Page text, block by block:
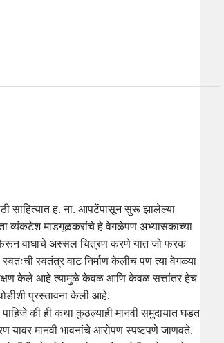
साहित्यात ह. ना. आपटेंपासून सुरू झालेल्या
व्यंकटेश माडगूळकरांचे हे वेगळेपण अभ्यासकाच्या
वाघाचे अस्सल चित्रण करणे यात जो फरक
स्वतंत्र वाट निर्माण केलीच पण त्या वेगळ्या
केले आहे त्यामुळे केवळ आणि केवळ सत्तांतर हेच
प्रस्तावना केली आहे.
की ही कथा कुठल्याही मानवी समुदायात घडत
यावर मानवी भावनांचे आरोपण स्पष्टपणे जाणवते.